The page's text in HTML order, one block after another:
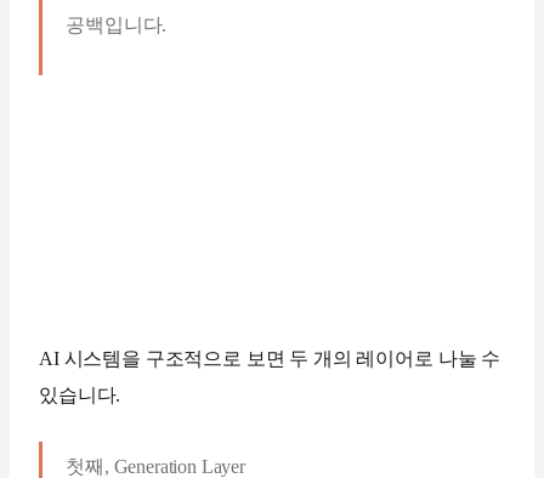
공백입니다.
AI 시스템을 구조적으로 보면 두 개의 레이어로 나눌 수
있습니다.
첫째, Generation Layer